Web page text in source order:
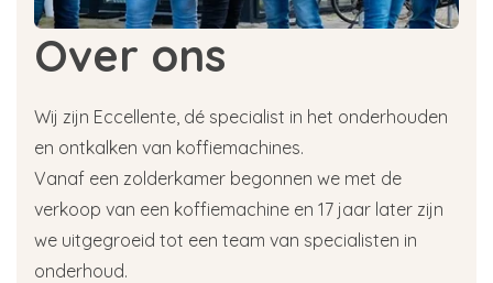
Over ons
Wij zijn Eccellente, dé specialist in het onderhouden
en ontkalken van koffiemachines.
Vanaf een zolderkamer begonnen we met de
verkoop van een koffiemachine en 17 jaar later zijn
we uitgegroeid tot een team van specialisten in
onderhoud.